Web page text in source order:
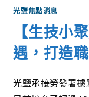
光鹽焦點消息
【生技小
遇，打造
光鹽承接勞發署據